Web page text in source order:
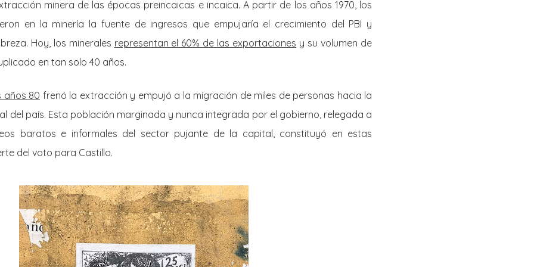
minera de las épocas preincaicas e incaica. A partir de los años 1970, los
en la minería la fuente de ingresos que empujaría el crecimiento del PBI y
Hoy, los minerales representan el 60% de las exportaciones y su volumen de
en tan solo 40 años.
años 80 frenó la extracción y empujó a la migración de miles de personas hacia la
del país. Esta población marginada y nunca integrada por el gobierno, relegada a
baratos e informales del sector pujante de la capital, constituyó en estas
del voto para Castillo.